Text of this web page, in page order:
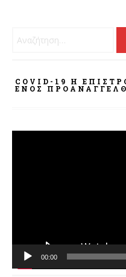
Αναζήτηση για:
COVID-19 Η
ΕΝΌΣ
00:00